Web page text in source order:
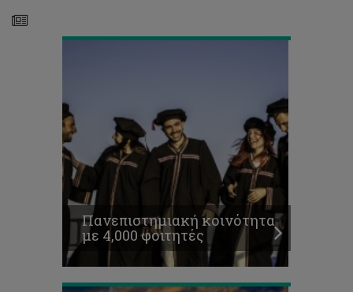
Πανεπιστημιακή κοινότητα
με 4,000 φοιτητές
Προκήρυξη
Θέσεων
για
Μεταπτυχιακές
Σπουδές
Επιπέδου
Μάστερ